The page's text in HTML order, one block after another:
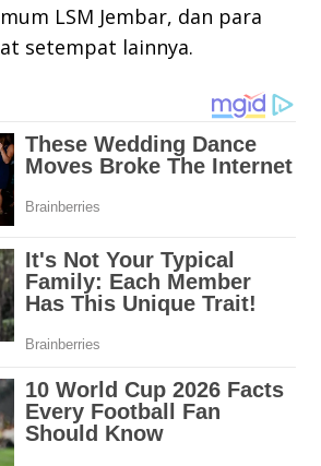
LSM Jembar, dan para
setempat lainnya.